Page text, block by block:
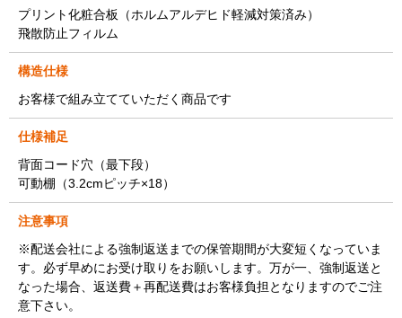
プリント化粧合板（ホルムアルデヒド軽減対策済み）
飛散防止フィルム
構造仕様
お客様で組み立てていただく商品です
仕様補足
背面コード穴（最下段）
可動棚（3.2cmピッチ×18）
注意事項
※配送会社による強制返送までの保管期間が大変短くなっていま
す。必ず早めにお受け取りをお願いします。万が一、強制返送と
なった場合、返送費＋再配送費はお客様負担となりますのでご注
意下さい。